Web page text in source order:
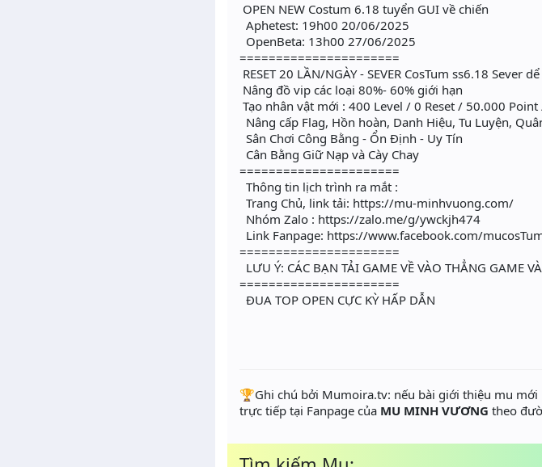
OPEN NEW Costum 6.18 tuyển GUI về chiến
Aphetest: 19h00 20/06/2025
OpenBeta: 13h00 27/06/2025
======================
RESET 20 LẦN/NGÀY - SEVER CosTum ss6.18
Nâng đồ vip các loại 80%- 60% giới hạn
Tạo nhân vật mới : 400 Level / 0 Reset / 50.000 Point
Nâng cấp Flag, Hồn hoàn, Danh Hiệu, Tu Luyện,
Sân Chơi Công Bằng - Ổn Định - Uy Tín
Cân Bằng Giữ Nạp và Cày Chay
======================
Thông tin lịch trình ra mắt :
Trang Chủ, link tải: https://mu-minhvuong.com/
Nhóm Zalo : https://zalo.me/g/ywckjh474
Link Fanpage: https://www.facebook.com/
======================
LƯU Ý: CÁC BẠN TẢI GAME VỀ VÀO THẲNG GAME
======================
ĐUA TOP OPEN CỰC KỲ HẤP DẪN
️🏆Ghi chú bởi Mumoira.tv: nếu bài giới thiệu mu
trực tiếp tại Fanpage của MU MINH VƯƠNG theo